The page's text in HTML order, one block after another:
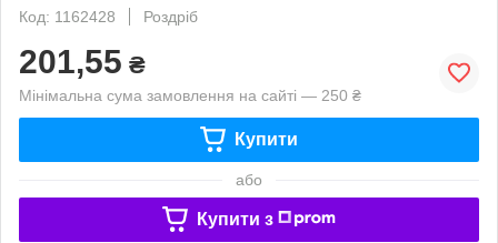
Код: 1162428
Роздріб
201,55 ₴
Мінімальна сума замовлення на сайті — 250 ₴
Купити
або
Купити з